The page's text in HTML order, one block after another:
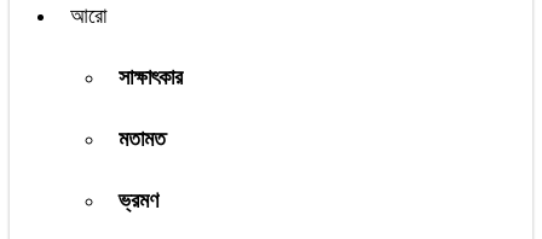
আরো
সাক্ষাৎকার
মতামত
ভ্রমণ